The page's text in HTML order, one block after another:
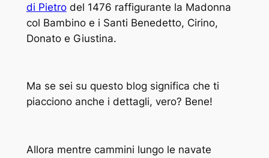
di Pietrodel 1476 raffigurante la Madonna
col Bambino e i Santi Benedetto, Cirino,
Donato e Giustina.
Ma se sei su questo blog significa che ti
piacciono anche i dettagli, vero? Bene!
Allora mentre cammini lungo le navate